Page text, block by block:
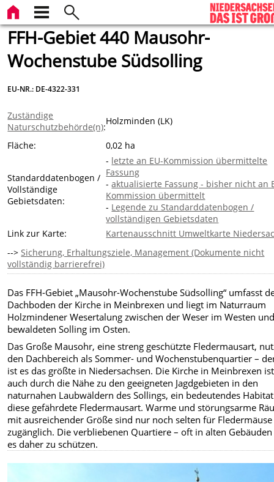
FFH-Gebiet 440 Mausohr-
Wochenstube Südsolling
EU-NR.: DE-4322-331
Zuständige
Naturschutzbehörde(n):
Holzminden (LK)
Fläche: 0,02 ha
Standarddatenbogen /
Vollständige
Gebietsdaten:
- letzte an EU-Kommission übermittelte
Fassung
-aktualisierte Fassung - bisher nicht an
Kommission übermittelt
- Legende zu Standarddatenbogen /
vollständigen Gebietsdaten
Link zur Karte:
Kartenausschnitt Umweltkarte
-->Sicherung, Erhaltungsziele, Management (Dokumente nicht
vollständig barrierefrei)
Das FFH-Gebiet „Mausohr-Wochenstube Südsolling“ umfasst
Dachboden der Kirche in Meinbrexen und liegt im Naturraum
Holzmindener Wesertalung zwischen der Weser im Westen
bewaldeten Solling im Osten.
Das Große Mausohr, eine streng geschützte Fledermausart,
den Dachbereich als Sommer- und Wochenstubenquartier –
ist es das größte in Niedersachsen. Die Kirche in Meinbrexen
auch durch die Nähe zu den geeigneten Jagdgebieten in den
naturnahen Laubwäldern des Sollings, ein bedeutendes
diese gefährdete Fledermausart. Warme und störungsarme
mit ausreichender Größe sind nur noch selten für Fledermäuse
zugänglich. Die verbliebenen Quartiere – oft in alten
es daher zu schützen.